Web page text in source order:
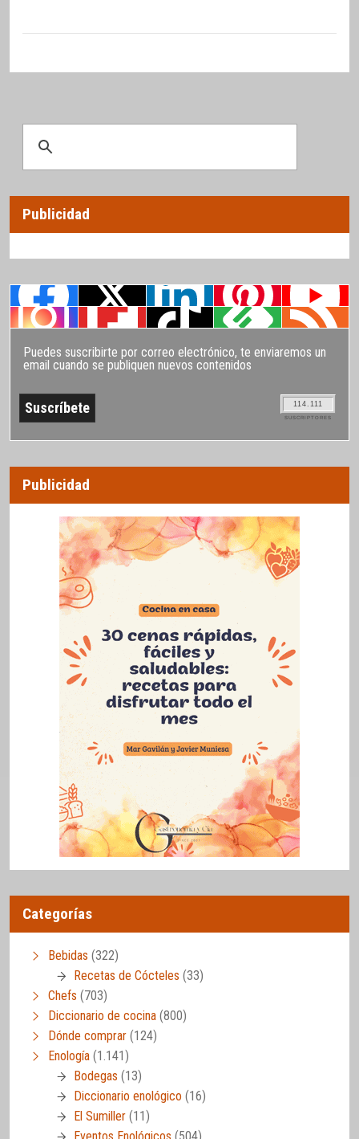
Publicidad
Puedes suscribirte por correo electrónico, te enviaremos un
email cuando se publiquen nuevos contenidos
114.111
SUSCRIPTORES
Publicidad
Categorías
Bebidas (322)
Recetas de Cócteles (33)
Chefs (703)
Diccionario de cocina (800)
Dónde comprar (124)
Enología (1.141)
Bodegas (13)
Diccionario enológico (16)
El Sumiller (11)